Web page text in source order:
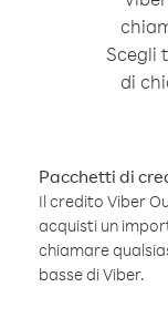
Scegli
di
Pacchetti di
Il credito Viber
acquisti un
chiamare
basse di Viber.